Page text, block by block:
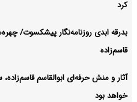
کرد
بدرقه ابدی روزنامه‌نگار پیشکسوت/
قاسم‌زاده
آثار و منش حرفه‌ای ابوالقاسم
خواهد بود